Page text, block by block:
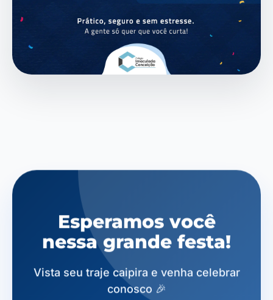
Esperamos você
nessa grande festa!
Vista seu traje caipira e venha celebrar
conosco 🎉